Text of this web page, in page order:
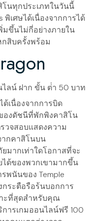
นทุกประเภทในวันนี้
เศษได้เนื่องจากการได้
ขึ้นไม่กี่อย่างภายใน
สิบครั้งพร้อม
เนื่องจากการบิด
งดัชนีที่พักพิงคาสิโน
วจสอบแสดงความ
กคาสิโนบน
มากเท่าใดโอกาสที่จะ
ด้ของพวกเขามากขึ้น
พนันของ Temple
กระตือรือร้นบอกการ
ะที่สุดสำหรับคุณ
ารเกมออนไลน์ฟรี 100